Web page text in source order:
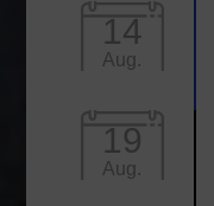
14
Aug.
19
Aug.